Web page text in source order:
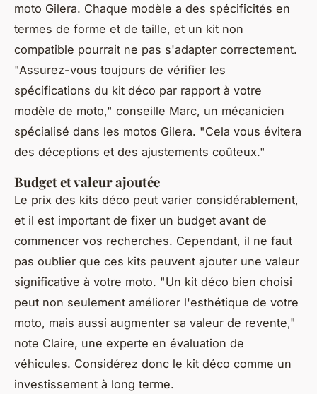
moto Gilera. Chaque modèle a des spécificités en
termes de forme et de taille, et un kit non
compatible pourrait ne pas s'adapter correctement.
"Assurez-vous toujours de vérifier les
spécifications du kit déco par rapport à votre
modèle de moto," conseille Marc, un mécanicien
spécialisé dans les motos Gilera. "Cela vous évitera
des déceptions et des ajustements coûteux."
Budget et valeur ajoutée
Le prix des kits déco peut varier considérablement,
et il est important de fixer un budget avant de
commencer vos recherches. Cependant, il ne faut
pas oublier que ces kits peuvent ajouter une valeur
significative à votre moto. "Un kit déco bien choisi
peut non seulement améliorer l'esthétique de votre
moto, mais aussi augmenter sa valeur de revente,"
note Claire, une experte en évaluation de
véhicules. Considérez donc le kit déco comme un
investissement à long terme.